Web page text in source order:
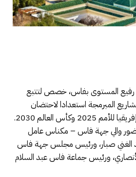
رفيع المستوى بفاس، خصص لتتبع
المبرمجة استعدادا لاحتضان
وكأس العالم 2030.
والي جهة فاس – مكناس عامل
الغني صبار، ورئيس مجلس جهة فاس
ورئيس جماعة فاس عبد السلام